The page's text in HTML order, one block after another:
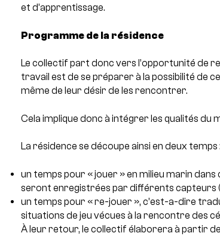
et d’apprentissage.
Programme de la résidence
Le collectif part donc vers l’opportunité de
travail est de se préparer à la possibilité de
même de leur désir de les rencontrer.
Cela implique donc à intégrer les qualités du
La résidence se découpe ainsi en deux temps :
un temps pour « jouer » en milieu marin
seront enregistrées par différents capteurs
un temps pour « re-jouer », c’est-a-dire
situations de jeu vécues à la rencontre des
À leur retour, le collectif élaborera à partir